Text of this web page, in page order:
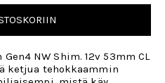
Gen4 NW Shim. 12v 53mm CL
ketjua tehokkaammin